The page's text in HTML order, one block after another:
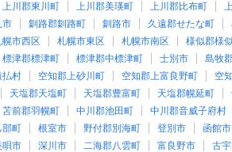
上川郡東川町 上川郡美瑛町 上川郡比布町
市 釧路郡釧路町 釧路市 久遠郡せたな町
幌市西区 札幌市東区 札幌市南区 様似郡様
標津郡標津町 標津郡中標津町 士別市 島牧
払村 空知郡上砂川町 空知郡上富良野町 空
天塩郡天塩町 天塩郡豊富町 天塩郡幌延町
苫前郡羽幌町 中川郡池田町 中川郡音威子府村
部町 根室市 野付郡別海町 登別市 函館市
唄市 深川市 二海郡八雲町 富良野市 古